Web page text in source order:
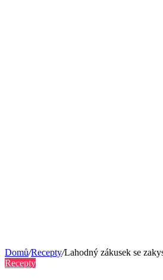
Domů/Recepty/Lahodný zákusek se
Recepty